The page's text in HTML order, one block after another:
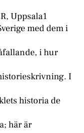
Uppsala1
med dem i
i hur
I
historia de
här är